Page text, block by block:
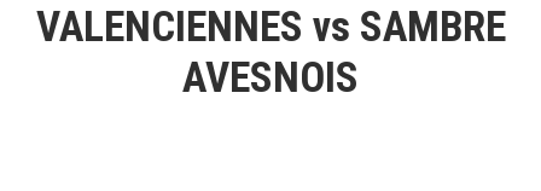
VALENCIENNES vs SAMBRE
AVESNOIS